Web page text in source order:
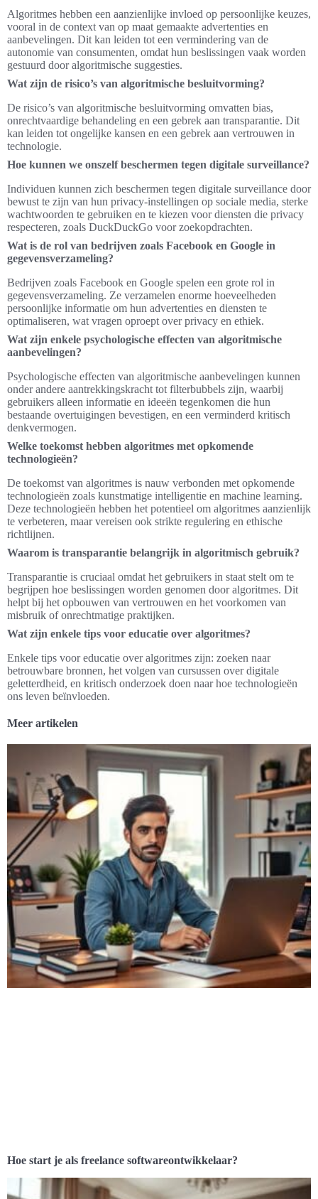
Algoritmes hebben een aanzienlijke invloed op persoonlijke keuzes,
vooral in de context van op maat gemaakte advertenties en
aanbevelingen. Dit kan leiden tot een vermindering van de
autonomie van consumenten, omdat hun beslissingen vaak worden
gestuurd door algoritmische suggesties.
Wat zijn de risico’s van algoritmische besluitvorming?
De risico’s van algoritmische besluitvorming omvatten bias,
onrechtvaardige behandeling en een gebrek aan transparantie. Dit
kan leiden tot ongelijke kansen en een gebrek aan vertrouwen in
technologie.
Hoe kunnen we onszelf beschermen tegen digitale surveillance?
Individuen kunnen zich beschermen tegen digitale surveillance door
bewust te zijn van hun privacy-instellingen op sociale media, sterke
wachtwoorden te gebruiken en te kiezen voor diensten die privacy
respecteren, zoals DuckDuckGo voor zoekopdrachten.
Wat is de rol van bedrijven zoals Facebook en Google in
gegevensverzameling?
Bedrijven zoals Facebook en Google spelen een grote rol in
gegevensverzameling. Ze verzamelen enorme hoeveelheden
persoonlijke informatie om hun advertenties en diensten te
optimaliseren, wat vragen oproept over privacy en ethiek.
Wat zijn enkele psychologische effecten van algoritmische
aanbevelingen?
Psychologische effecten van algoritmische aanbevelingen kunnen
onder andere aantrekkingskracht tot filterbubbels zijn, waarbij
gebruikers alleen informatie en ideeën tegenkomen die hun
bestaande overtuigingen bevestigen, en een verminderd kritisch
denkvermogen.
Welke toekomst hebben algoritmes met opkomende
technologieën?
De toekomst van algoritmes is nauw verbonden met opkomende
technologieën zoals kunstmatige intelligentie en machine learning.
Deze technologieën hebben het potentieel om algoritmes aanzienlijk
te verbeteren, maar vereisen ook strikte regulering en ethische
richtlijnen.
Waarom is transparantie belangrijk in algoritmisch gebruik?
Transparantie is cruciaal omdat het gebruikers in staat stelt om te
begrijpen hoe beslissingen worden genomen door algoritmes. Dit
helpt bij het opbouwen van vertrouwen en het voorkomen van
misbruik of onrechtmatige praktijken.
Wat zijn enkele tips voor educatie over algoritmes?
Enkele tips voor educatie over algoritmes zijn: zoeken naar
betrouwbare bronnen, het volgen van cursussen over digitale
geletterdheid, en kritisch onderzoek doen naar hoe technologieën
ons leven beïnvloeden.
Meer artikelen
Hoe start je als freelance softwareontwikkelaar?